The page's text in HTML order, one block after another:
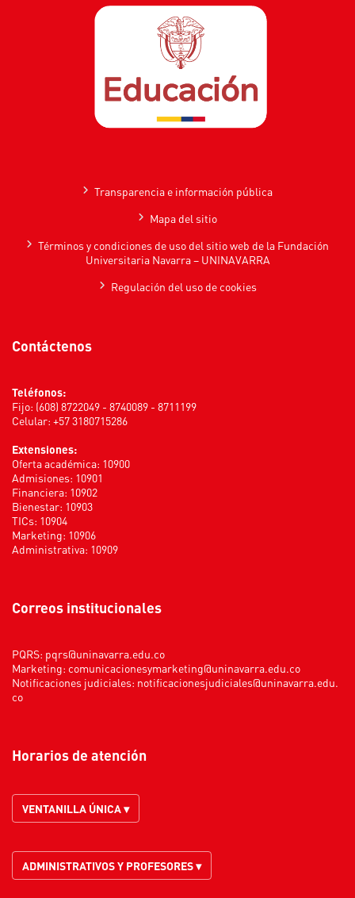
Transparencia e información pública
Mapa del sitio
Términos y condiciones de uso del sitio web de la Fundación
Universitaria Navarra – UNINAVARRA
Regulación del uso de cookies
Contáctenos
Teléfonos:
Fijo: (608) 8722049 - 8740089 - 8711199
Celular: +57 3180715286
Extensiones:
Oferta académica: 10900
Admisiones: 10901
Financiera: 10902
Bienestar: 10903
TICs: 10904
Marketing: 10906
Administrativa: 10909
Correos institucionales
PQRS: pqrs@uninavarra.edu.co
Marketing: comunicacionesymarketing@uninavarra.edu.co
Notificaciones judiciales: notificacionesjudiciales@uninavarra.edu.
co
Horarios de atención
VENTANILLA ÚNICA ▾
ADMINISTRATIVOS Y PROFESORES ▾